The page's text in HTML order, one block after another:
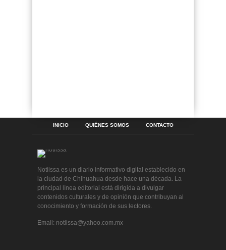
INICIO QUIÉNES SOMOS CONTACTO
Notiissa es un diario informativo digital establecido en
la ciudad de Chihuahua desde hace una década. La
principal línea editorial está dirigida a divulgar
contenidos culturales y de opinión que contribuyan al
conocimiento y formación de sus lectores.
Email: notiissa@yahoo.com.mx